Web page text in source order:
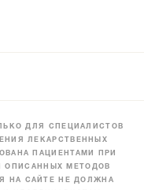
ДЛЯ СПЕЦИАЛИСТОВ
ЛЕКАРСТВЕННЫХ
ПАЦИЕНТАМИ ПРИ
ОПИСАННЫХ МЕТОДОВ
НА САЙТЕ НЕ ДОЛЖНА